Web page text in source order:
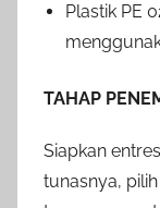
Plastik PE
TAHAP
Siapkan
tunasnya,